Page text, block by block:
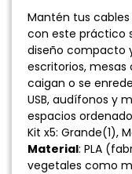
Mantén tus
con este práctico
diseño compacto
escritorios, mesas
caigan o se
USB, audífonos y
espacios
Kit x5: Grande(1),
Material: PLA
vegetales como